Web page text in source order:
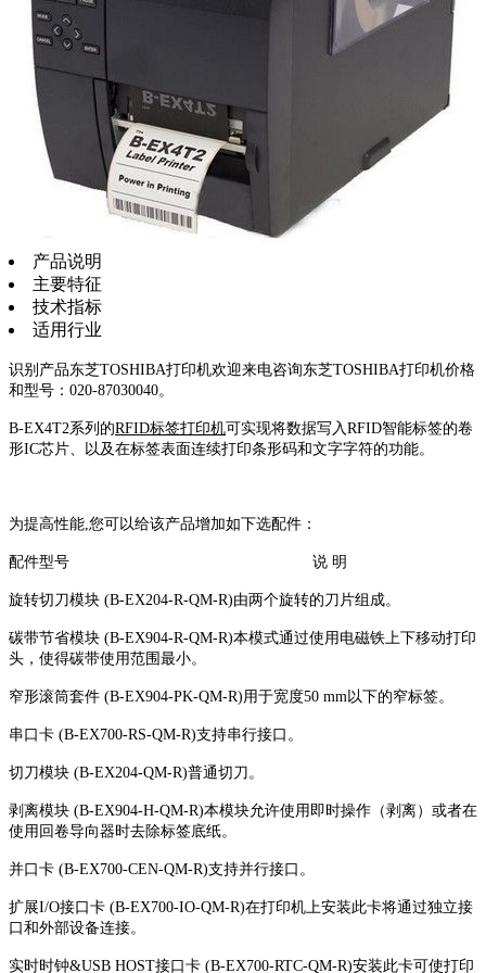
产品说明
主要特征
技术指标
适用行业
识别产品东芝TOSHIBA打印机欢迎来电咨询东芝TOSHIBA打印机价格
和型号：020-87030040。
B-EX4T2系列的RFID标签打印机可实现将数据写入RFID智能标签的卷
形IC芯片、以及在标签表面连续打印条形码和文字字符的功能。
为提高性能,您可以给该产品增加如下选配件：
配件型号 说 明
旋转切刀模块 (B-EX204-R-QM-R)由两个旋转的刀片组成。
碳带节省模块 (B-EX904-R-QM-R)本模式通过使用电磁铁上下移动打印
头，使得碳带使用范围最小。
窄形滚筒套件 (B-EX904-PK-QM-R)用于宽度50 mm以下的窄标签。
串口卡 (B-EX700-RS-QM-R)支持串行接口。
切刀模块 (B-EX204-QM-R)普通切刀。
剥离模块 (B-EX904-H-QM-R)本模块允许使用即时操作（剥离）或者在
使用回卷导向器时去除标签底纸。
并口卡 (B-EX700-CEN-QM-R)支持并行接口。
扩展I/O接口卡 (B-EX700-IO-QM-R)在打印机上安装此卡将通过独立接
口和外部设备连接。
实时时钟&USB HOST接口卡 (B-EX700-RTC-QM-R)安装此卡可使打印